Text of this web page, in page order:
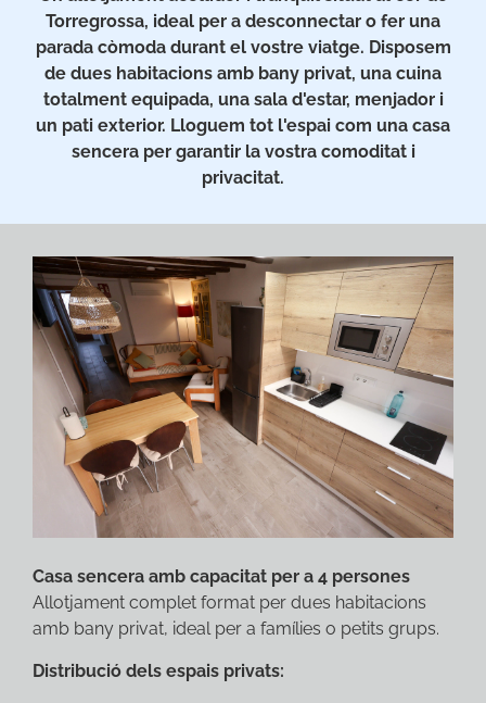
Torregrossa, ideal per a desconnectar o fer una
parada còmoda durant el vostre viatge. Disposem
de dues habitacions amb bany privat, una cuina
totalment equipada, una sala d'estar, menjador i
un pati exterior. Lloguem tot l'espai com una casa
sencera per garantir la vostra comoditat i
privacitat.
Casa sencera amb capacitat per a 4 persones
Allotjament complet format per dues habitacions
amb bany privat, ideal per a famílies o petits grups.
Distribució dels espais privats: